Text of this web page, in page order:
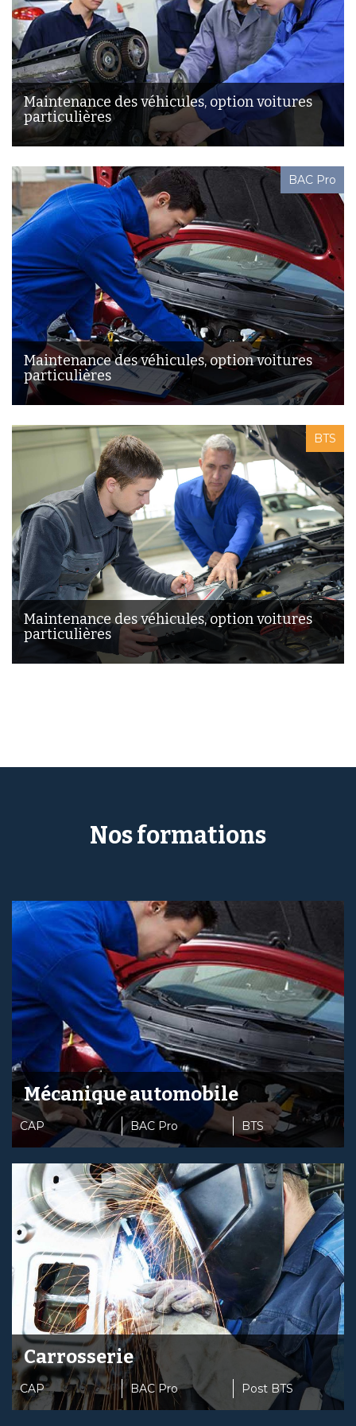
Maintenance des véhicules, option voitures
particulières
Maintenance des véhicules, option voitures
particulières
BAC Pro
Maintenance des véhicules, option voitures
particulières
BTS
Nos formations
Mécanique automobile
CAP BAC Pro BTS
Carrosserie
CAP BAC Pro Post BTS